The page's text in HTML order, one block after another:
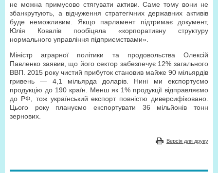
не можна примусово стягувати активи. Саме тому вони не
збанкрутують, а відчуження стратегічних державних активів
буде неможливим. Якщо парламент підтримає документ,
Юлія Ковалів пообіцяла «корпоративну структуру
нормального управління підприємствами».
Міністр аграрної політики та продовольства Олексій
Павленко заявив, що його сектор забезпечує 12% загального
ВВП. 2015 року чистий прибуток становив майже 90 мільярдів
гривень — 4,1 мільярда доларів. Нині ми експортуємо
продукцію до 190 країн. Менш як 1% продукції відправляємо
до РФ, тож український експорт повністю диверсифіковано.
Цього року плануємо експортувати 36 мільйонів тонн
зернових.
Версія для друку